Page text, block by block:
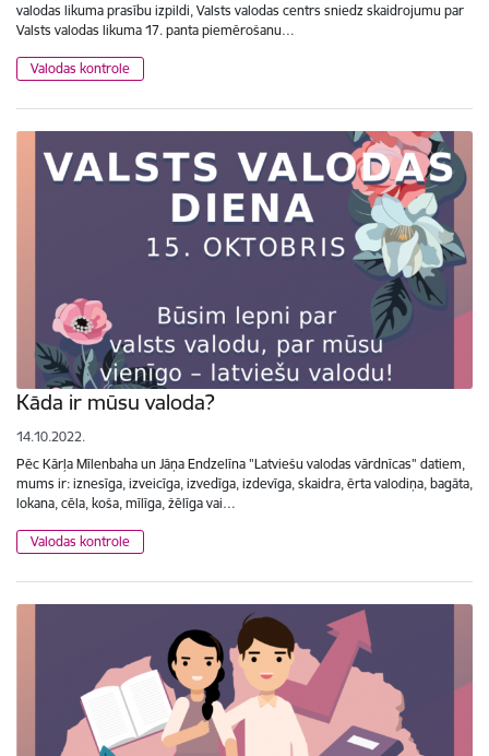
valodas likuma prasību izpildi, Valsts valodas centrs sniedz skaidrojumu par
Valsts valodas likuma 17. panta piemērošanu…
Valodas kontrole
Kāda ir mūsu valoda?
14.10.2022.
Pēc Kārļa Mīlenbaha un Jāņa Endzelīna "Latviešu valodas vārdnīcas" datiem,
mums ir: iznesīga, izveicīga, izvedīga, izdevīga, skaidra, ērta valodiņa, bagāta,
lokana, cēla, koša, mīlīga, žēlīga vai…
Valodas kontrole